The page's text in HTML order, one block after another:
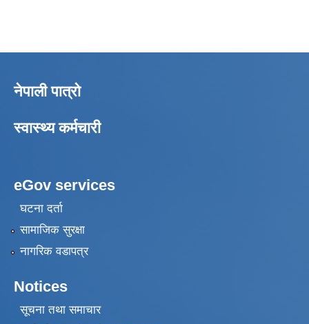
नेपाली पात्रो
स्वास्थ्य कर्मचारी
eGov services
घटना दर्ता
सामाजिक सुरक्षा
नागरिक वडापत्र
Notices
सूचना तथा समाचार